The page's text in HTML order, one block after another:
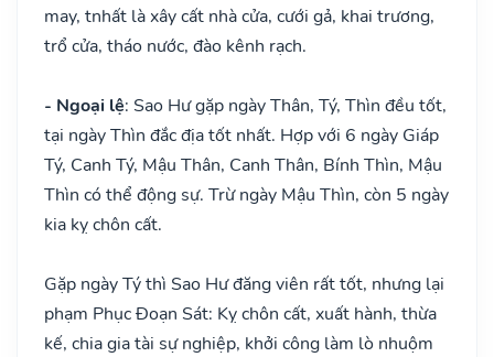
may, tnhất là xây cất nhà cửa, cưới gả, khai trương,
trổ cửa, tháo nước, đào kênh rạch.
- Ngoại lệ: Sao Hư gặp ngày Thân, Tý, Thìn đều tốt,
tại ngày Thìn đắc địa tốt nhất. Hợp với 6 ngày Giáp
Tý, Canh Tý, Mậu Thân, Canh Thân, Bính Thìn, Mậu
Thìn có thể động sự. Trừ ngày Mậu Thìn, còn 5 ngày
kia kỵ chôn cất.
Gặp ngày Tý thì Sao Hư đăng viên rất tốt, nhưng lại
phạm Phục Đoạn Sát: Kỵ chôn cất, xuất hành, thừa
kế, chia gia tài sự nghiệp, khởi công làm lò nhuộm